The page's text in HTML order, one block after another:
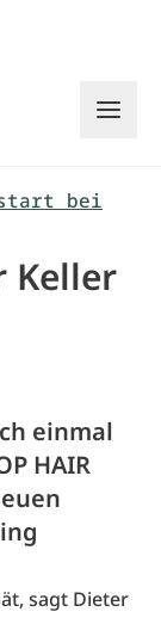
bei
Keller
einmal
HAIR
sagt Dieter